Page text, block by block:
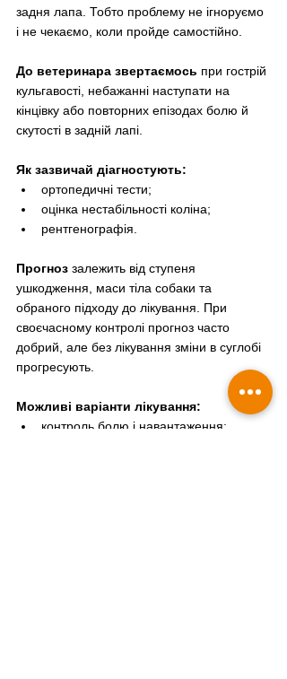
задня лапа. Тобто проблему не ігноруємо
і не чекаємо, коли пройде самостійно.
До ветеринара звертаємось при гострій
кульгавості, небажанні наступати на
кінцівку або повторних епізодах болю й
скутості в задній лапі.
Як зазвичай діагностують:
ортопедичні тести;
оцінка нестабільності коліна;
рентгенографія.
Прогноз залежить від ступеня
ушкодження, маси тіла собаки та
обраного підходу до лікування. При
своєчасному контролі прогноз часто
добрий, але без лікування зміни в суглобі
прогресують.
Можливі варіанти лікування:
контроль болю і навантаження;